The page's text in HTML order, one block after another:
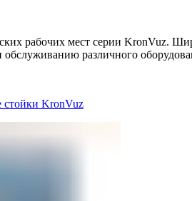
рабочих мест серии KronVuz.
обслуживанию различного
стойки KronVuz